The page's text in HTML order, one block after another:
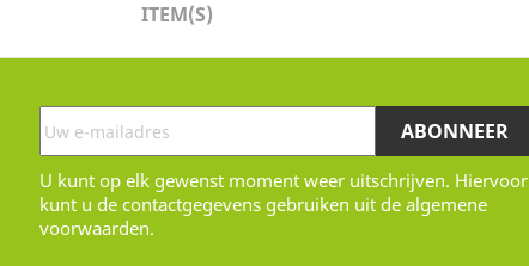
ITEM(S)
U kunt op elk gewenst moment weer uitschrijven. Hiervoor
kunt u de contactgegevens gebruiken uit de algemene
voorwaarden.